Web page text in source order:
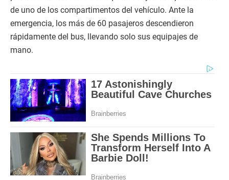
de uno de los compartimentos del vehículo. Ante la
emergencia, los más de 60 pasajeros descendieron
rápidamente del bus, llevando solo sus equipajes de
mano.